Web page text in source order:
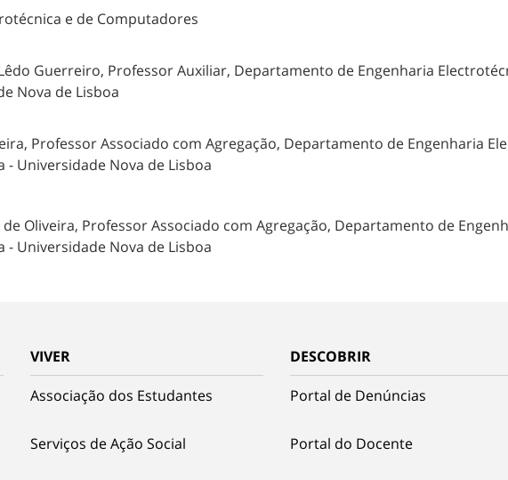
e de Computadores
Guerreiro, Professor Auxiliar, Departamento de Engenharia
Nova de Lisboa
Professor Associado com Agregação, Departamento de Engenharia
- Universidade Nova de Lisboa
Oliveira, Professor Associado com Agregação, Departamento de
- Universidade Nova de Lisboa
VIVER
Associação dos Estudantes
Serviços de Ação Social
DESCOBRIR
Portal de Denúncias
Portal do Docente